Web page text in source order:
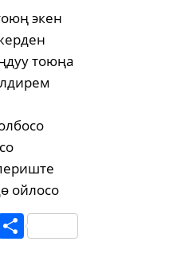
экен
тоюңа
ойлосо
Share